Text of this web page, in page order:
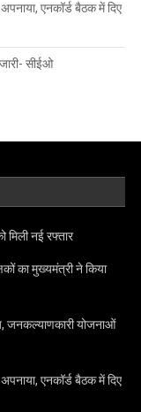
एनकॉर्ड बैठक में दिए
सीईओ
नई रफ्तार
का मुख्यमंत्री ने किया
जनकल्याणकारी योजनाओं
एनकॉर्ड बैठक में दिए